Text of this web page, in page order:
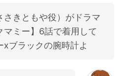
さきともや役）がドラマ
マミー】6話で着用して
xブラックの腕時計よ